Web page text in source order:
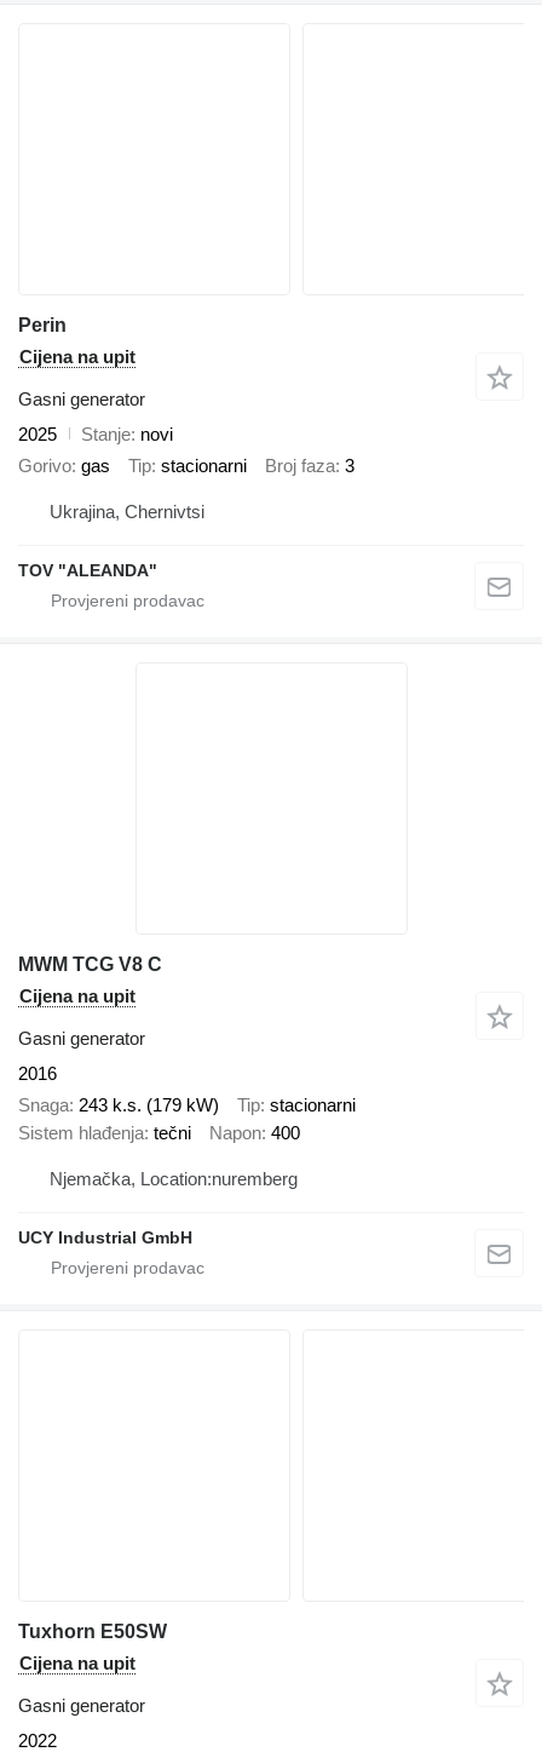
Perin
Cijena na upit
Gasni generator
2025
Stanje novi
Gorivo gas Tip stacionarni Broj faza 3
Ukrajina, Chernivtsi
TOV "ALEANDA"
MWM TCG V8 C
Cijena na upit
Gasni generator
2016
Snaga 243 k.s. (179 kW) Tip stacionarni
Sistem hlađenja tečni Napon 400
Njemačka, Location:nuremberg
UCY Industrial GmbH
Tuxhorn E50SW
Cijena na upit
Gasni generator
2022